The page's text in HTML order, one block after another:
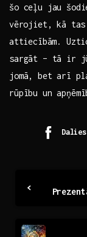
šo ceļu jau
⁢vērojiet, kā tas
⁤attiecībām.
sargāt – tā ir
jomā, bet ​arī
rūpību un​
Dalies
Reading